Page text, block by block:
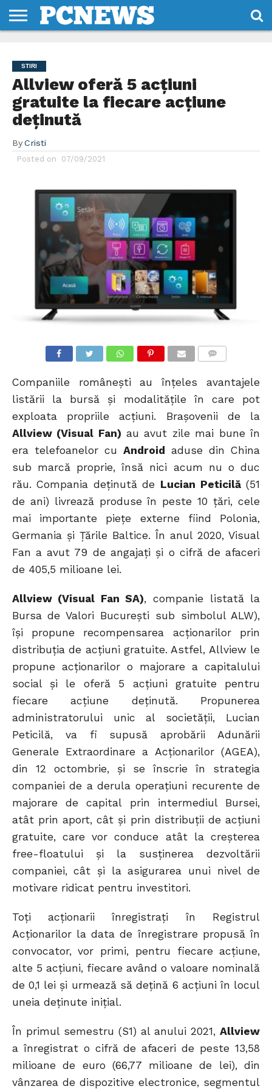
NOI
SI
CONDITII
STIRI
Allview oferă 5 acțiuni
gratuite la fiecare acțiune
deținută
By Cristi
Posted on 07/09/2021
Companiile românești au înțeles avantajele
listării la bursă și modalitățile în care pot
exploata propriile acțiuni. Brașovenii de la
Allview (Visual Fan) au avut zile mai bune în
era telefoanelor cu Android aduse din China
sub marcă proprie, însă nici acum nu o duc
rău. Compania deținută de Lucian Peticilă(51
de ani) livrează produse în peste 10 țări, cele
mai importante piețe externe fiind Polonia,
Germania și Țările Baltice. În anul 2020, Visual
Fan a avut 79 de angajați și o cifră de afaceri
de 405,5 milioane lei.
Allview (Visual Fan SA), companie listată la
Bursa de Valori București sub simbolul ALW),
își propune recompensarea acționarilor prin
distribuția de acțiuni gratuite. Astfel, Allview le
propune acționarilor o majorare a capitalului
social și le oferă 5 acțiuni gratuite pentru
fiecare acțiune deținută. Propunerea
administratorului unic al societății, Lucian
Peticilă, va fi supusă aprobării Adunării
Generale Extraordinare a Acționarilor (AGEA),
din 12 octombrie, și se înscrie în strategia
companiei de a derula operațiuni recurente de
majorare de capital prin intermediul Bursei,
atât prin aport, cât și prin distribuții de acțiuni
gratuite, care vor conduce atât la creșterea
free-floatului și la susținerea dezvoltării
companiei, cât și la asigurarea unui nivel de
motivare ridicat pentru investitori.
Toți acționarii înregistrați în Registrul
Acționarilor la data de înregistrare propusă în
convocator, vor primi, pentru fiecare acțiune,
alte 5 acțiuni, fiecare având o valoare nominală
de 0,1 lei și urmează să dețină 6 acțiuni în locul
uneia deținute inițial.
În primul semestru (S1) al anului 2021,Allview
a înregistrat o cifră de afaceri de peste 13,58
milioane de euro (66,77 milioane de lei), din
vânzarea de dispozitive electronice, segmentul